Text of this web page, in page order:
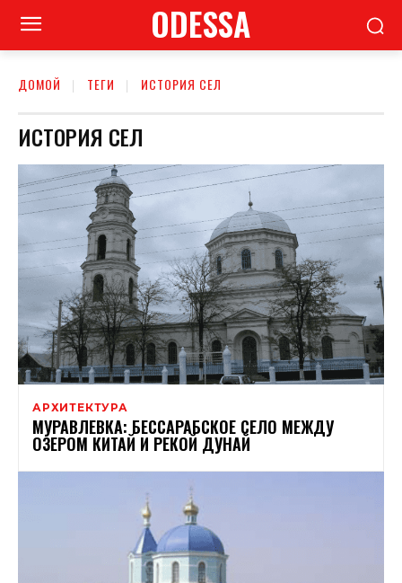
ODESSA
ДОМОЙ ТЕГИ ИСТОРИЯ СЕЛ
ИСТОРИЯ СЕЛ
АРХИТЕКТУРА
МУРАВЛЕВКА: БЕССАРАБСКОЕ СЕЛО МЕЖДУ
ОЗЕРОМ КИТАЙ И РЕКОЙ ДУНАЙ